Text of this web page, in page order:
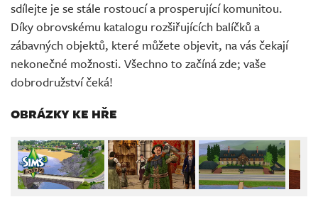
sdílejte je se stále rostoucí a prosperující komunitou.
Díky obrovskému katalogu rozšiřujících balíčků a
zábavných objektů, které můžete objevit, na vás čekají
nekonečné možnosti. Všechno to začíná zde; vaše
dobrodružství čeká!
OBRÁZKY KE HŘE